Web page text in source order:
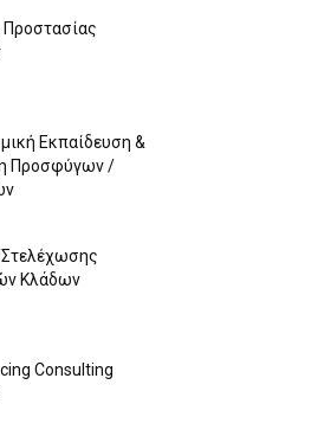
Εκπαίδευση &
Προσφύγων /
Κλάδων
Consulting